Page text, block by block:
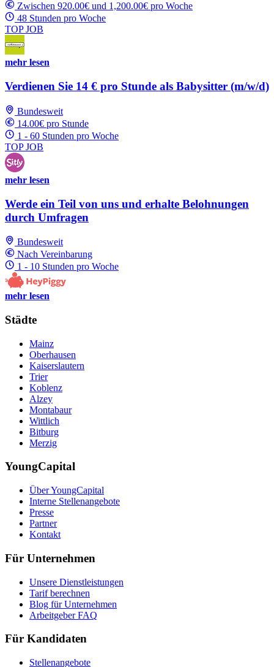
Zwischen 920.00€ und 1,200.00€ pro Woche
48 Stunden pro Woche
TOP JOB
mehr lesen
Verdienen Sie 14 € pro Stunde als Babysitter (m/w/d)
Bundesweit
14.00€ pro Stunde
1 - 60 Stunden pro Woche
TOP JOB
mehr lesen
Werde ein Teil von uns und erhalte Belohnungen
durch Umfragen
Bundesweit
Nach Vereinbarung
1 - 10 Stunden pro Woche
mehr lesen
Städte
Mainz
Oberhausen
Kaiserslautern
Trier
Koblenz
Alzey
Montabaur
Wittlich
Bitburg
Merzig
YoungCapital
Über YoungCapital
Interne Stellenangebote
Presse
Partner
Kontakt
Für Unternehmen
Unsere Dienstleistungen
Tarif berechnen
Blog für Unternehmen
Arbeitgeber FAQ
Für Kandidaten
Stellenangebote